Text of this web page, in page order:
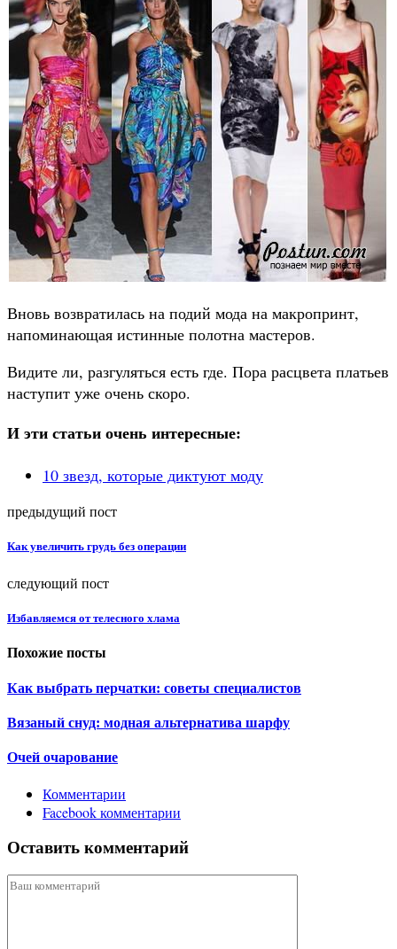
Вновь возвратилась на подий мода на макропринт,
напоминающая истинные полотна мастеров.
Видите ли, разгуляться есть где. Пора расцвета платьев
наступит уже очень скоро.
И эти статьи очень интересные:
10 звезд, которые диктуют моду
предыдущий пост
Как увеличить грудь без операции
следующий пост
Избавляемся от телесного хлама
Похожие посты
Как выбрать перчатки: советы специалистов
Вязаный снуд: модная альтернатива шарфу
Очей очарование
Комментарии
Facebook комментарии
Оставить комментарий